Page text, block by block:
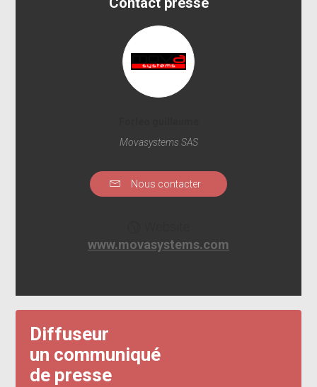
Movasystems SAS
Nous contacter
www.movasystems.com
Diffuseur
un communiqué
de presse